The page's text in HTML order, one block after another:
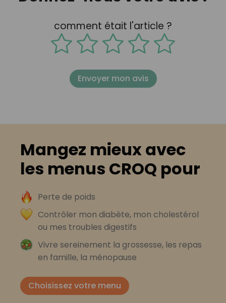
comment était l'article ?
Envoyer mon avis
Mangez mieux avec
les menus CROQ pour
Perte de poids
Contrôler mon diabète, mon cholestérol
ou mes troubles digestifs
Vivre sereinement la grossesse, les repas
en famille, la ménopause
Choisissez votre menu